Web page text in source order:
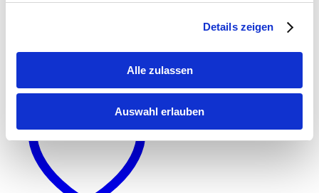
Details zeigen
Alle zulassen
Auswahl erlauben
Zur Wunschliste hinzufügen